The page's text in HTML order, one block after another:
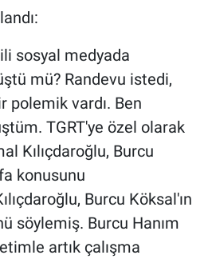
sosyal medyada
mü? Randevu istedi,
polemik vardı. Ben
TGRT'ye özel olarak
Kılıçdaroğlu, Burcu
konusunu
Burcu Köksal'ın
söylemiş. Burcu Hanım
artık çalışma